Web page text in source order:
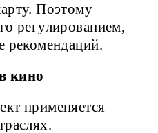
Поэтому
регулированием,
рекомендаций.
кино
применяется